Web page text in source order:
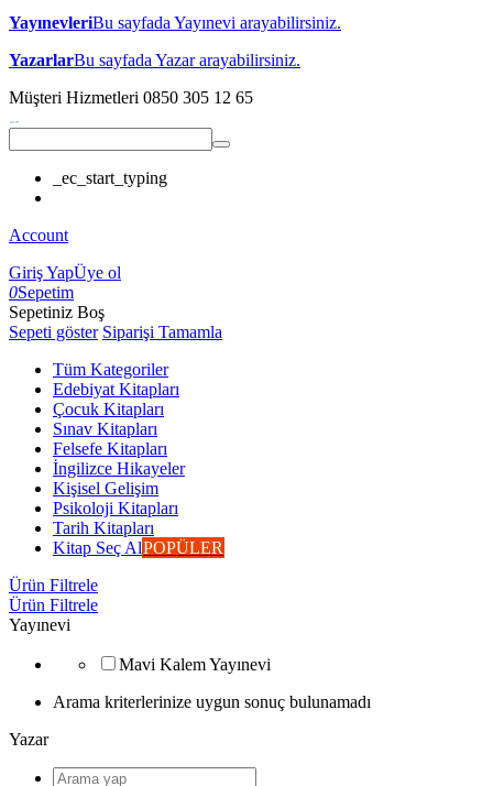
YayınevleriBu sayfada Yayınevi arayabilirsiniz.
YazarlarBu sayfada Yazar arayabilirsiniz.
Müşteri Hizmetleri 0850 305 12 65
_ec_start_typing
Account
Giriş YapÜye ol
0Sepetim
Sepetiniz Boş
Sepeti göster Siparişi Tamamla
Tüm Kategoriler
Edebiyat Kitapları
Çocuk Kitapları
Sınav Kitapları
Felsefe Kitapları
İngilizce Hikayeler
Kişisel Gelişim
Psikoloji Kitapları
Tarih Kitapları
Kitap Seç AlPOPÜLER
Ürün Filtrele
Ürün Filtrele
Yayınevi
Mavi Kalem Yayınevi
Arama kriterlerinize uygun sonuç bulunamadı
Yazar